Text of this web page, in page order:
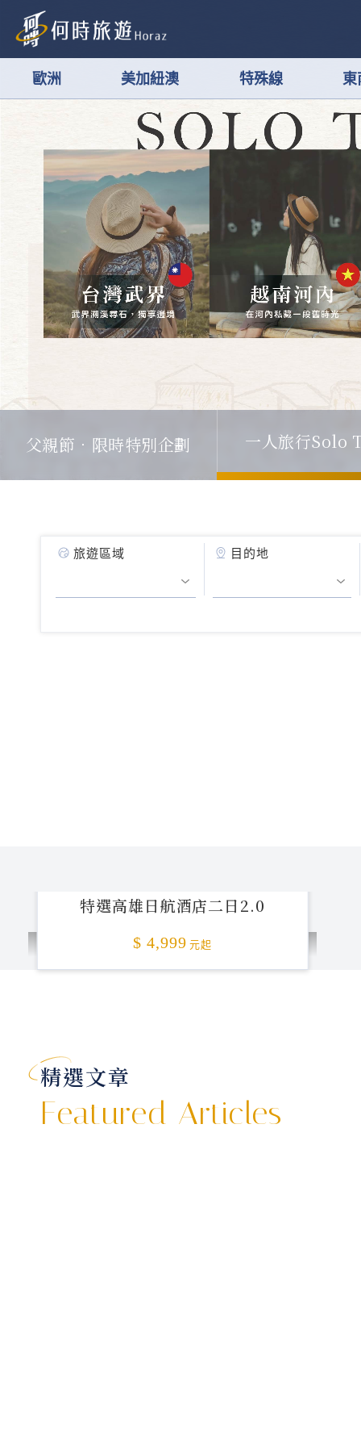
歐洲 美加紐澳 特殊線 東
父親節．限時特別企劃 一人旅行Solo
旅遊區域 目的地
特選高雄日航酒店二日2.0
$ 4,999 元起
精選文章
Featured Articles